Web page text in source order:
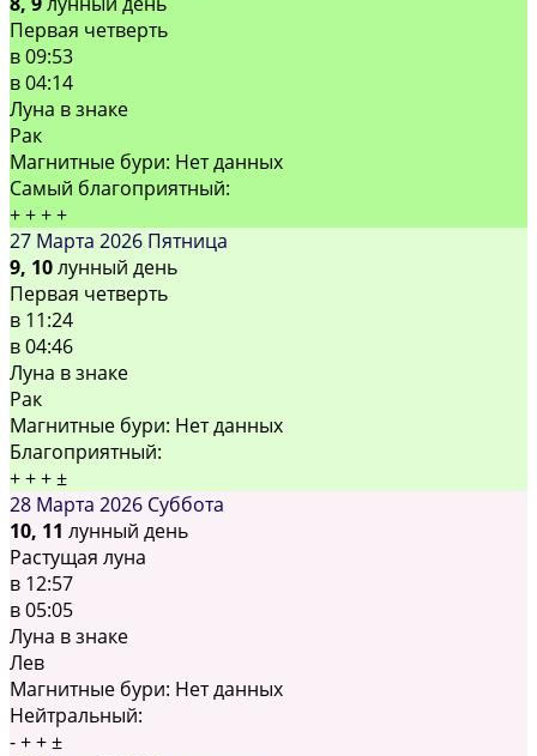
Первая четверть
в09:53
в04:14
Луна в знаке
Рак
Магнитные бури: Нет данных
Самый благоприятный:
++++
27 Марта 2026 Пятница
9, 10лунный день
Первая четверть
в 11:24
в04:46
Луна в знаке
Рак
Магнитные бури: Нет данных
Благоприятный:
+++±
28 Марта 2026 Суббота
10, 11 лунный день
Растущая луна
в 12:57
в05:05
Луна в знаке
Лев
Магнитные бури: Нет данных
Нейтральный:
-++±